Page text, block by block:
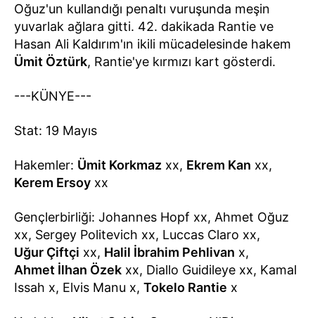
Oğuz'un kullandığı penaltı vuruşunda meşin
yuvarlak ağlara gitti. 42. dakikada Rantie ve
Hasan Ali Kaldırım'ın ikili mücadelesinde hakem
Ümit Öztürk, Rantie'ye kırmızı kart gösterdi.
---KÜNYE---
Stat: 19 Mayıs
Hakemler: Ümit Korkmaz xx, Ekrem Kan xx,
Kerem Ersoy xx
Gençlerbirliği: Johannes Hopf xx, Ahmet Oğuz
xx, Sergey Politevich xx, Luccas Claro xx,
Uğur Çiftçi xx, Halil İbrahim Pehlivan x,
Ahmet İlhan Özek xx, Diallo Guidileye xx, Kamal
Issah x, Elvis Manu x, Tokelo Rantie x